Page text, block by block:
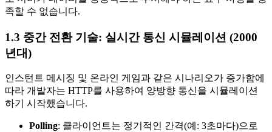
족할 수 없습니다.
1.3 중간 전환 기술: 실시간 통신 시뮬레이션 (2000
년대)
인스턴트 메시징 및 온라인 게임과 같은 시나리오가 증가함에
따라 개발자는 HTTP를 사용하여 양방향 통신을 시뮬레이션
하기 시작했습니다.
Polling: 클라이언트는 정기적인 간격(예: 3초마다)으로